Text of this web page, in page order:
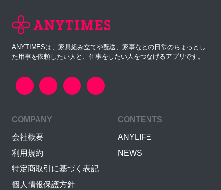
ANYTIMESは、家具組み立てや配送、家事などの日常のちょっとし
た用事を依頼したい人と、仕事をしたい人をつなげるアプリです。
COMPANY
会社概要
利用規約
特定商取引に基づく表記
個人情報保護方針
CONTENTS
ANYLIFE
NEWS